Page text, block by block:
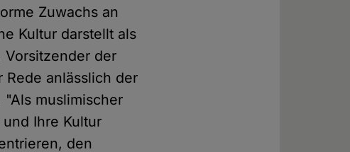
Zuwachs an
Kultur darstellt als
Vorsitzender der
Rede anlässlich der
"Als muslimischer
Ihre Kultur
den